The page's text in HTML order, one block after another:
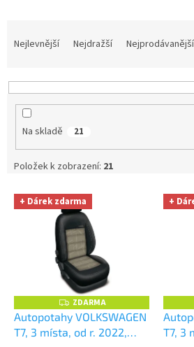
n
Nejlevnější Nejdražší Nejprodávanější
Na skladě 21
Položek k zobrazení: 21
V + Dárek zdarma
Z
D
A
M
ZDARMA
Autopotahy VOLKSWAGEN
T7, 3 místa, od r. 2022,
+
T7, 3